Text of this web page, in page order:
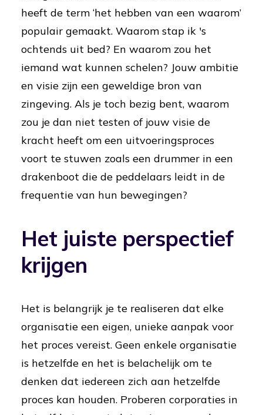
heeft de term ‘het hebben van een waarom’
populair gemaakt. Waarom stap ik 's
ochtends uit bed? En waarom zou het
iemand wat kunnen schelen? Jouw ambitie
en visie zijn een geweldige bron van
zingeving. Als je toch bezig bent, waarom
zou je dan niet testen of jouw visie de
kracht heeft om een uitvoeringsproces
voort te stuwen zoals een drummer in een
drakenboot die de peddelaars leidt in de
frequentie van hun bewegingen?
Het juiste perspectief
krijgen
Het is belangrijk je te realiseren dat elke
organisatie een eigen, unieke aanpak voor
het proces vereist. Geen enkele organisatie
is hetzelfde en het is belachelijk om te
denken dat iedereen zich aan hetzelfde
proces kan houden. Proberen corporaties in